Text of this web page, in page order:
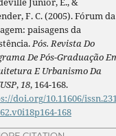
F. C. (2005). Fórum da
paisagens da
Pós. Revista Do
De Pós-Graduação
E Urbanismo Da
,18, 164-168.
doi.org/10.11606/
168